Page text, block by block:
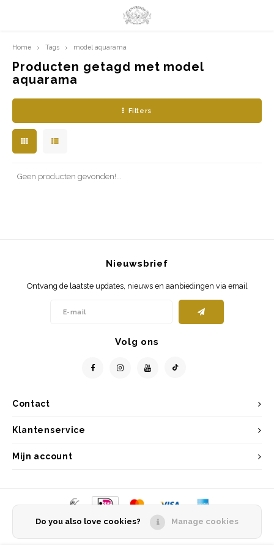
Hoofdmenu / limited prints
LIMITED PRINTS
AMSTERDAM
CLASSIC LADIES
Hoofdmenu
Taal
English
Home Tags model aquarama
Producten getagd met model
aquarama
Filters
Geen producten gevonden!...
Contact
Nieuwsbrief
Ontvang de laatste updates, nieuws en aanbiedingen via email
Volg ons
Klantenservice
Mijn account
© Copyright 2026 Entrepôt Holland - Powered byLightspeed- Theme by
Do you also love cookies? Manage cookies